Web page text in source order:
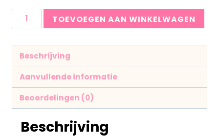
TOEVOEGEN AAN WINKELWAGEN
Beschrijving
Aanvullende informatie
Beoordelingen (0)
Beschrijving